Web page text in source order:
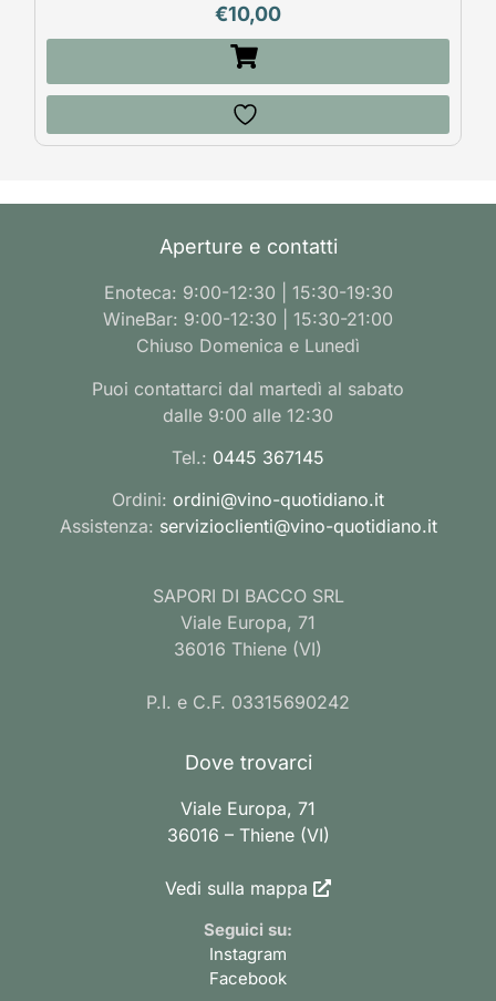
€10,00
Aperture e contatti
Enoteca: 9:00-12:30 | 15:30-19:30
WineBar: 9:00-12:30 | 15:30-21:00
Chiuso Domenica e Lunedì
Puoi contattarci dal martedì al sabato
dalle 9:00 alle 12:30
Tel.: 0445 367145
Ordini: ordini@vino-quotidiano.it
Assistenza: servizioclienti@vino-quotidiano.it
SAPORI DI BACCO SRL
Viale Europa, 71
36016 Thiene (VI)
P.I. e C.F. 03315690242
Dove trovarci
Viale Europa, 71
36016 – Thiene (VI)
Vedi sulla mappa
Seguici su:
Instagram
Facebook